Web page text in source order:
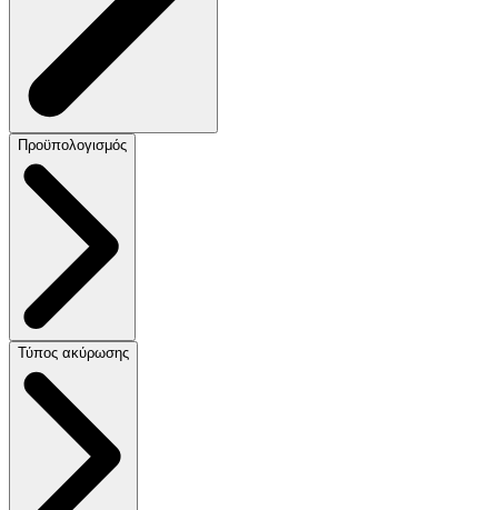
Προϋπολογισμός
Τύπος ακύρωσης